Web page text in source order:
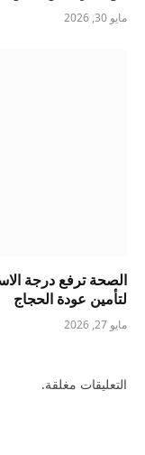
مايو 30, 2026
الصحة ترفع درجة
لتأمين عودة الحجاج
مايو 27, 2026
التعليقات مغلقة.